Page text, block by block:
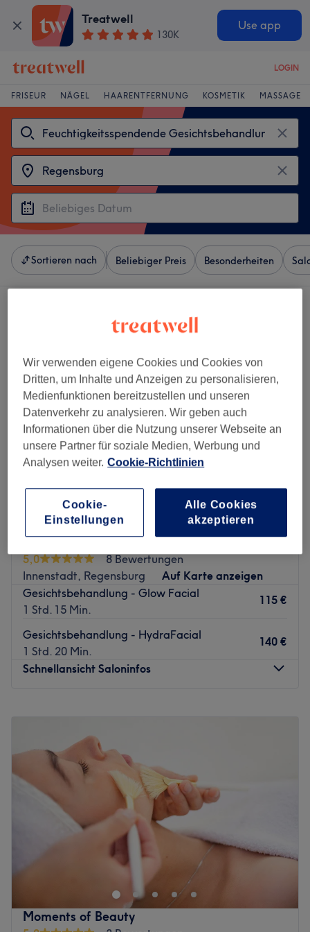
Treatwell
130K
Use app
LOGIN
FRISEUR NÄGEL HAARENTFERNUNG KOSMETIK MASSAGE
Sortieren nach Beliebiger Preis Besonderheiten
feuchtigkeitsspendende gesichtsbehandlung in der Nähe von
Fati Ló Beauty
5,0
8 Bewertungen
Innenstadt, Regensburg
Auf Karte anzeigen
Gesichtsbehandlung - Glow Facial
1 Std. 15 Min.
115 €
Gesichtsbehandlung - HydraFacial
1 Std. 20 Min.
140 €
Schnellansicht Saloninfos
Mittwoch
Donnerstag
Freitag
Samstag
10:00
Sonntag
Geschlossen
Mitten in der Regensburger Innenstadt erwartet dich im
Fati López Beauty ein Ort, an dem professionelle
Hautpflege und ausdrucksstarkes Augenstyling auf
persönliche Betreuung treffen. Hier stehen individuelle
Gesichtsbehandlungen sowie perfekt abgestimmte
Augenbrauen- und Wimpernservices im Mittelpunkt –
Moments of Beauty
Wir verwenden eigene Cookies und Cookies von
Dritten, um Inhalte und Anzeigen zu personalisieren,
Medienfunktionen bereitzustellen und unseren
Datenverkehr zu analysieren. Wir geben auch
Informationen über die Nutzung unserer Webseite an
unsere Partner für soziale Medien, Werbung und
Analysen weiter. Cookie-Richtlinien
Cookie-
Einstellungen
Alle Cookies
akzeptieren